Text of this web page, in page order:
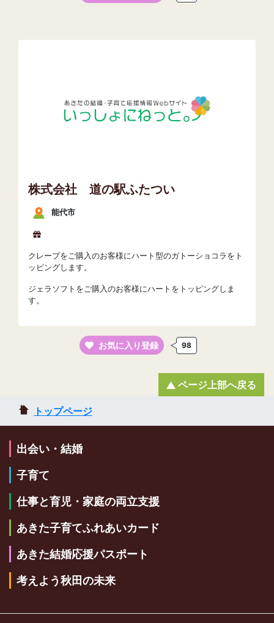
株式会社 道の駅ふたつい
能代市
クレープをご購入のお客様にハート型のガトーショコラをト
ッピングします。
ジェラソフトをご購入のお客様にハートをトッピングしま
す。
お気に入り登録 98
トップページ
ページ上部へ戻る
出会い・結婚
子育て
仕事と育児・家庭の両立支援
あきた子育てふれあいカード
あきた結婚応援パスポート
考えよう秋田の未来